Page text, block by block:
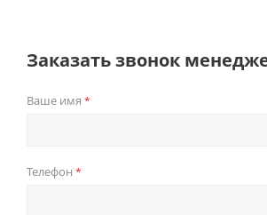
Заказать звонок
Ваше имя *
Телефон *